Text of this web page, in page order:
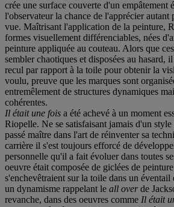
crée une surface couverte d'un empâtement
l'observateur la chance de l'apprécier autant
vue. Maîtrisant l'application de la peinture,
formes visuellement différenciables, nées
peinture appliquée au couteau. Alors que
sembler chaotiques et disposées au hasard,
recul par rapport à la toile pour obtenir la
voulu, preuve que les marques sont
entremêlement de structures dynamiques
cohérentes.
Il était une fois a été achevé à un moment
Riopelle. Ne se satisfaisant jamais d'un
passé maître dans l'art de réinventer sa
carrière il s'est toujours efforcé de
personnelle qu'il a fait évoluer dans toutes
oeuvre était composée de giclées de
s'enchevêtraient sur la toile dans un
un dynamisme rappelant le all overde
revanche, dans des oeuvres comme Il était